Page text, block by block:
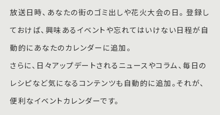
放送日時、あなたの街のゴミ出しや花火大会の日。 登録し
ておけば、興味あるイベントや忘れてはいけない日程が自
動的にあなたのカレンダーに追加。
さらに、日々アップデートされるニュースやコラム、毎日の
レシピなど気になるコンテンツも自動的に追加。それが、
便利なイベントカレンダーです。